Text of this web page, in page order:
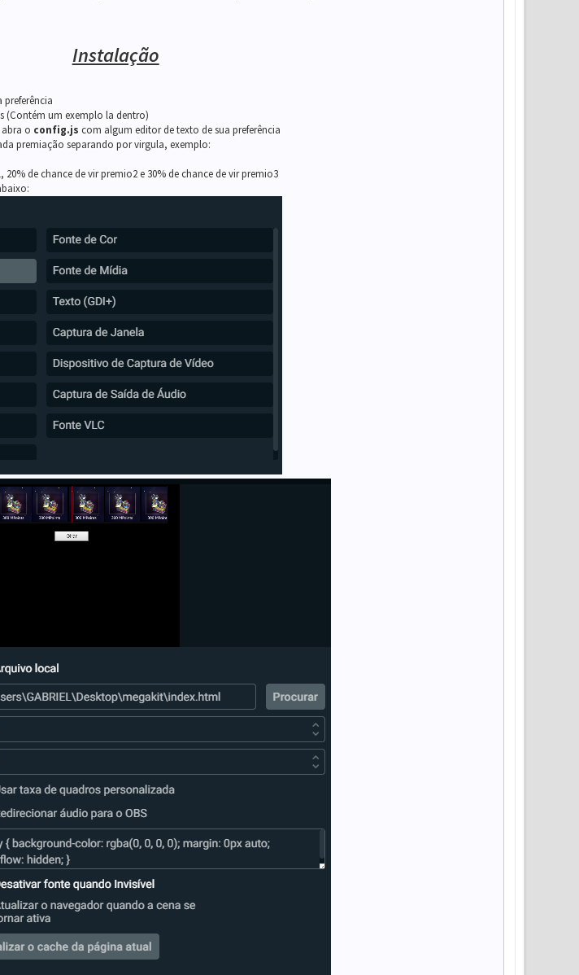
Instalação
(Contém um exemplo la dentro)
o config.js com algum editor de texto de sua preferência
premiação separando por virgula, exemplo:
de chance de vir premio2 e 30% de chance de vir premio3